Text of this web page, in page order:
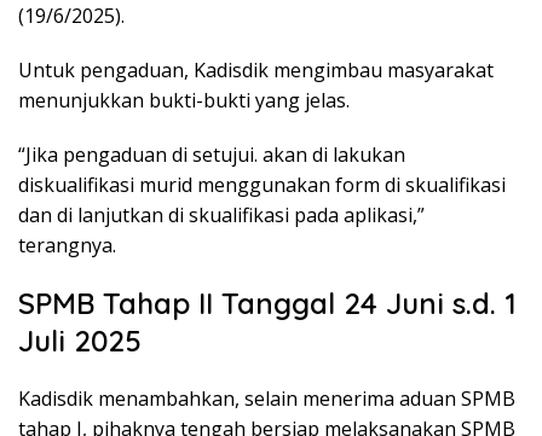
(19/6/2025).
Untuk pengaduan, Kadisdik mengimbau masyarakat
menunjukkan bukti-bukti yang jelas.
“⁠Jika pengaduan di setujui. akan di lakukan
diskualifikasi murid menggunakan form di skualifikasi
dan di lanjutkan di skualifikasi pada aplikasi,”
terangnya.
SPMB Tahap II Tanggal 24 Juni s.d. 1
Juli 2025
Kadisdik menambahkan, selain menerima aduan SPMB
tahap I, pihaknya tengah bersiap melaksanakan SPMB